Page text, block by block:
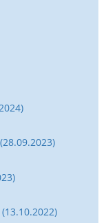
(28.09.2023)
(13.10.2022)